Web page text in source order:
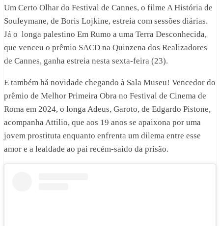
Um Certo Olhar do Festival de Cannes, o filme A História de
Souleymane, de Boris Lojkine, estreia com sessões diárias.
Já o longa palestino Em Rumo a uma Terra Desconhecida,
que venceu o prêmio SACD na Quinzena dos Realizadores
de Cannes, ganha estreia nesta sexta-feira (23).
E também há novidade chegando à Sala Museu! Vencedor do
prêmio de Melhor Primeira Obra no Festival de Cinema de
Roma em 2024, o longa Adeus, Garoto, de Edgardo Pistone,
acompanha Attilio, que aos 19 anos se apaixona por uma
jovem prostituta enquanto enfrenta um dilema entre esse
amor e a lealdade ao pai recém-saído da prisão.